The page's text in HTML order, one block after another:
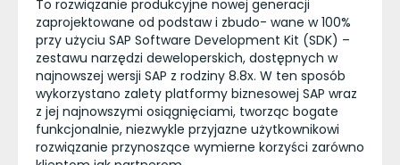
To rozwiązanie produkcyjne nowej generacji
zaprojektowane od podstaw i zbudo- wane w 100%
przy użyciu SAP Software Development Kit (SDK) –
zestawu narzędzi deweloperskich, dostępnych w
najnowszej wersji SAP z rodziny 8.8x. W ten sposób
wykorzystano zalety platformy biznesowej SAP wraz
z jej najnowszymi osiągnięciami, tworząc bogate
funkcjonalnie, niezwykle przyjazne użytkownikowi
rozwiązanie przynoszące wymierne korzyści zarówno